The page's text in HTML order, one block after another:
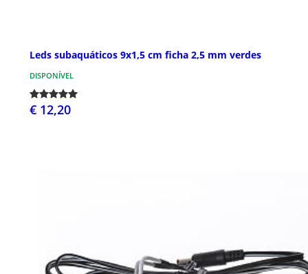
Leds subaquáticos 9x1,5 cm ficha 2,5 mm verdes
DISPONÍVEL
€ 12,20